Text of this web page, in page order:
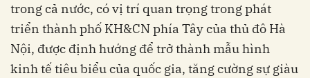
trong cả nước, có vị trí quan trọng trong phát
triển thành phố KH&CN phía Tây của thủ đô Hà
Nội, được định hướng để trở thành mẫu hình
kinh tế tiêu biểu của quốc gia, tăng cường sự giàu